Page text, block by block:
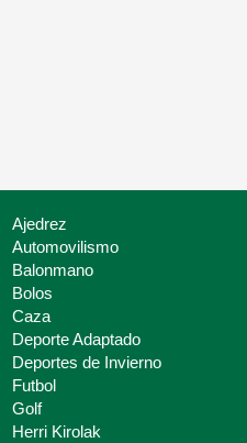
Ajedrez
Automovilismo
Balonmano
Bolos
Caza
Deporte Adaptado
Deportes de Invierno
Futbol
Golf
Herri Kirolak